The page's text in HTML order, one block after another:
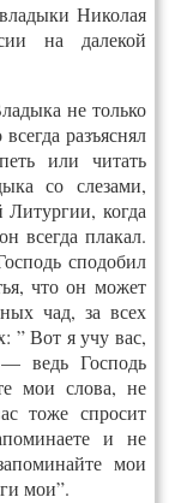
Николая
на далекой
не только
разъяснял
или читать
со слезами,
когда
всегда плакал.
сподобил
что он может
чад, за всех
” Вот я учу вас,
ведь Господь
мои слова, не
тоже спросит
и не
мои
мои”.